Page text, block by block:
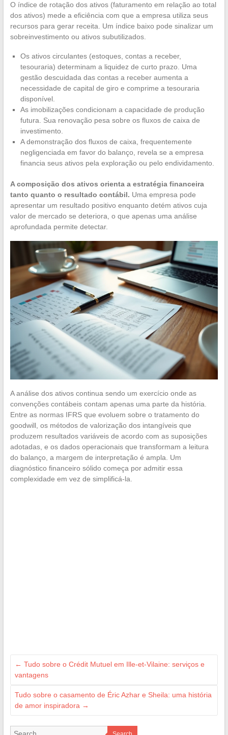
O índice de rotação dos ativos (faturamento em relação ao total
dos ativos) mede a eficiência com que a empresa utiliza seus
recursos para gerar receita. Um índice baixo pode sinalizar um
sobreinvestimento ou ativos subutilizados.
Os ativos circulantes (estoques, contas a receber,
tesouraria) determinam a liquidez de curto prazo. Uma
gestão descuidada das contas a receber aumenta a
necessidade de capital de giro e comprime a tesouraria
disponível.
As imobilizações condicionam a capacidade de produção
futura. Sua renovação pesa sobre os fluxos de caixa de
investimento.
A demonstração dos fluxos de caixa, frequentemente
negligenciada em favor do balanço, revela se a empresa
financia seus ativos pela exploração ou pelo endividamento.
A composição dos ativos orienta a estratégia financeira
tanto quanto o resultado contábil. Uma empresa pode
apresentar um resultado positivo enquanto detém ativos cuja
valor de mercado se deteriora, o que apenas uma análise
aprofundada permite detectar.
A análise dos ativos continua sendo um exercício onde as
convenções contábeis contam apenas uma parte da história.
Entre as normas IFRS que evoluem sobre o tratamento do
goodwill, os métodos de valorização dos intangíveis que
produzem resultados variáveis de acordo com as suposições
adotadas, e os dados operacionais que transformam a leitura
do balanço, a margem de interpretação é ampla. Um
diagnóstico financeiro sólido começa por admitir essa
complexidade em vez de simplificá-la.
← Tudo sobre o Crédit Mutuel em Ille-et-Vilaine: serviços e
vantagens
Tudo sobre o casamento de Éric Azhar e Sheila: uma história
de amor inspiradora →